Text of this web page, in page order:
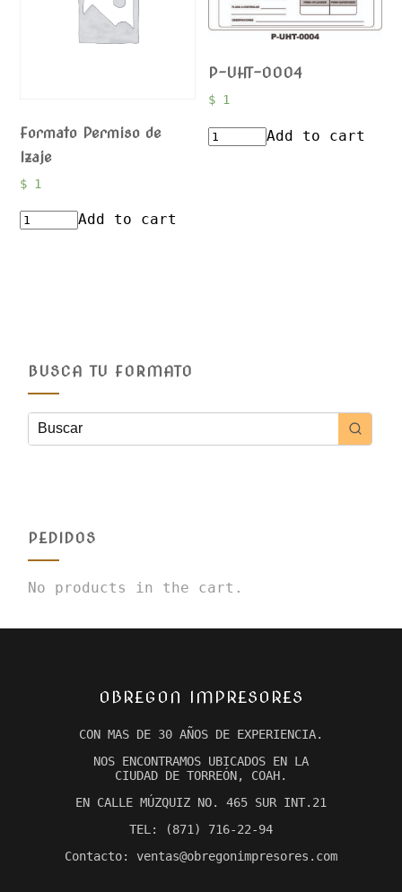
Formato Permiso de
Izaje
$1
Add to cart
P-UHT-0004
$ 1
Add to cart
BUSCA TU FORMATO
PEDIDOS
No products in the cart.
OBREGON IMPRESORES
CON MAS DE 30 AÑOS DE EXPERIENCIA.
NOS ENCONTRAMOS UBICADOS EN LA
CIUDAD DE TORREÓN, COAH.
EN CALLE MÚZQUIZ NO. 465 SUR INT.21
TEL: (871) 716-22-94
Contacto: ventas@obregonimpresores.com